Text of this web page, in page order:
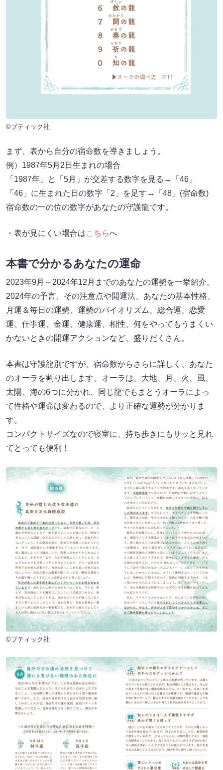
©ブティック社
まず、表から自分の宿命数を導きましょう。
例）1987年5月2日生まれの場合
「1987年」と「5月」が交差する数字を見る→「46」
「46」に生まれた日の数字「2」を足す→「48」(宿命数)
宿命数の一の位の数字があなたの守護龍です。
・表が見にくい場合はこちらへ
本書で分かるあなたの運命
2023年9月～2024年12月までのあなたの運勢を一挙紹介。
2024年の予言、その注意点や開運法、あなたの基本性格、
月運＆毎日の運勢、運勢のバイオリズム、総合運、恋愛
運、仕事運、金運、健康運、相性、何をやってもうまくい
かないときの開運アクションなど、盛りだくさん。
本書は守護龍別ですが、宿命数からさらに詳しく、あなた
のオーラを割り出します。オーラは、大地、月、火、風、
太陽、海の6つに分かれ、同じ龍でもまとうオーラによっ
て性格や運命は変わるので、より正確な運勢が分かりま
す。
コンパクトサイズなので寝室に、持ち歩きにもサッと見れ
てとっても便利！
©ブティック社